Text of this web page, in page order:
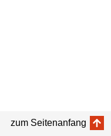
zum Seitenanfang